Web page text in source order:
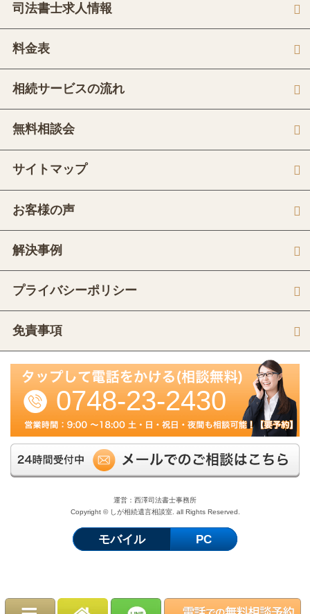
司法書士求人情報
料金表
相続サービスの流れ
無料相談会
サイトマップ
お客様の声
解決事例
プライバシーポリシー
免責事項
0748-23-2430
運営：西澤司法書士事務所
Copyright © しが相続遺言相談室. all Rights Reserved.
モバイル PC